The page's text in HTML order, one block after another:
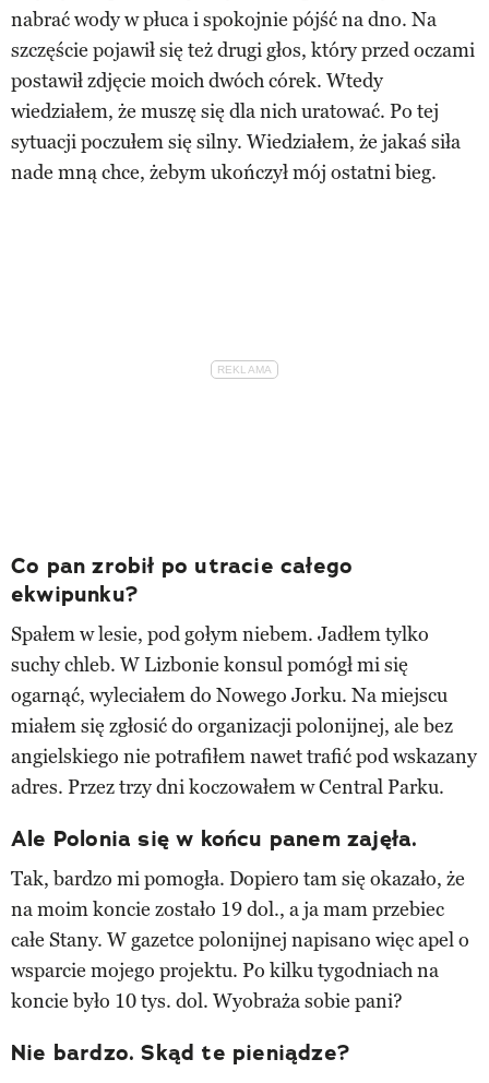
nabrać wody w płuca i spokojnie pójść na dno. Na
szczęście pojawił się też drugi głos, który przed oczami
postawił zdjęcie moich dwóch córek. Wtedy
wiedziałem, że muszę się dla nich uratować. Po tej
sytuacji poczułem się silny. Wiedziałem, że jakaś siła
nade mną chce, żebym ukończył mój ostatni bieg.
Co pan zrobił po utracie całego
ekwipunku?
Spałem w lesie, pod gołym niebem. Jadłem tylko
suchy chleb. W Lizbonie konsul pomógł mi się
ogarnąć, wyleciałem do Nowego Jorku. Na miejscu
miałem się zgłosić do organizacji polonijnej, ale bez
angielskiego nie potrafiłem nawet trafić pod wskazany
adres. Przez trzy dni koczowałem w Central Parku.
Ale Polonia się w końcu panem zajęła.
Tak, bardzo mi pomogła. Dopiero tam się okazało, że
na moim koncie zostało 19 dol., a ja mam przebiec
całe Stany. W gazetce polonijnej napisano więc apel o
wsparcie mojego projektu. Po kilku tygodniach na
koncie było 10 tys. dol. Wyobraża sobie pani?
Nie bardzo. Skąd te pieniądze?